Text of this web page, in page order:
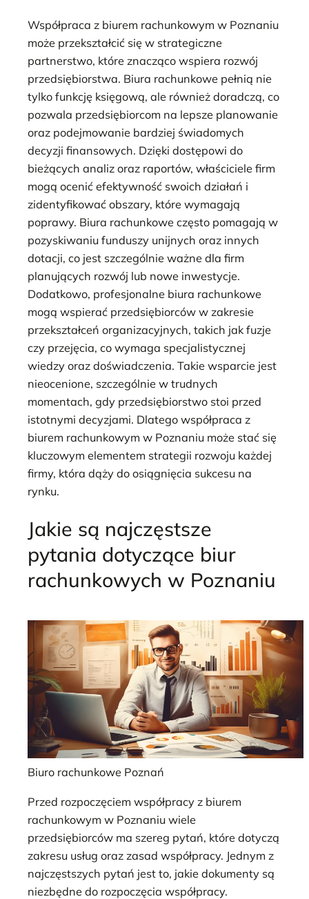
Współpraca z biurem rachunkowym w Poznaniu
może przekształcić się w strategiczne
partnerstwo, które znacząco wspiera rozwój
przedsiębiorstwa. Biura rachunkowe pełnią nie
tylko funkcję księgową, ale również doradczą, co
pozwala przedsiębiorcom na lepsze planowanie
oraz podejmowanie bardziej świadomych
decyzji finansowych. Dzięki dostępowi do
bieżących analiz oraz raportów, właściciele firm
mogą ocenić efektywność swoich działań i
zidentyfikować obszary, które wymagają
poprawy. Biura rachunkowe często pomagają w
pozyskiwaniu funduszy unijnych oraz innych
dotacji, co jest szczególnie ważne dla firm
planujących rozwój lub nowe inwestycje.
Dodatkowo, profesjonalne biura rachunkowe
mogą wspierać przedsiębiorców w zakresie
przekształceń organizacyjnych, takich jak fuzje
czy przejęcia, co wymaga specjalistycznej
wiedzy oraz doświadczenia. Takie wsparcie jest
nieocenione, szczególnie w trudnych
momentach, gdy przedsiębiorstwo stoi przed
istotnymi decyzjami. Dlatego współpraca z
biurem rachunkowym w Poznaniu może stać się
kluczowym elementem strategii rozwoju każdej
firmy, która dąży do osiągnięcia sukcesu na
rynku.
Jakie są najczęstsze
pytania dotyczące biur
rachunkowych w Poznaniu
Biuro rachunkowe Poznań
Przed rozpoczęciem współpracy z biurem
rachunkowym w Poznaniu wiele
przedsiębiorców ma szereg pytań, które dotyczą
zakresu usług oraz zasad współpracy. Jednym z
najczęstszych pytań jest to, jakie dokumenty są
niezbędne do rozpoczęcia współpracy.